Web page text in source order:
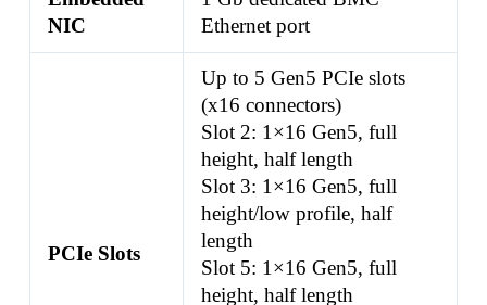
NIC
Ethernet port
PCIe Slots
Up to 5 Gen5 PCIe slots
(x16 connectors)
Slot 2: 1×16 Gen5, full
height, half length
Slot 3: 1×16 Gen5, full
height/low profile, half
length
Slot 5: 1×16 Gen5, full
height, half length